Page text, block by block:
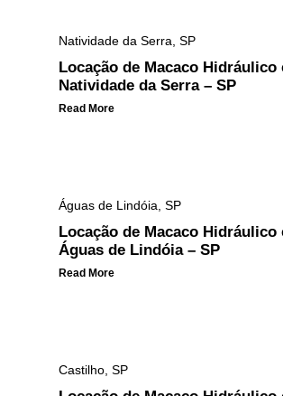
Natividade da Serra SP
Locação de Macaco Hidráulico
Natividade da Serra – SP
Read More
Águas de Lindóia SP
Locação de Macaco Hidráulico
Águas de Lindóia – SP
Read More
Castilho SP